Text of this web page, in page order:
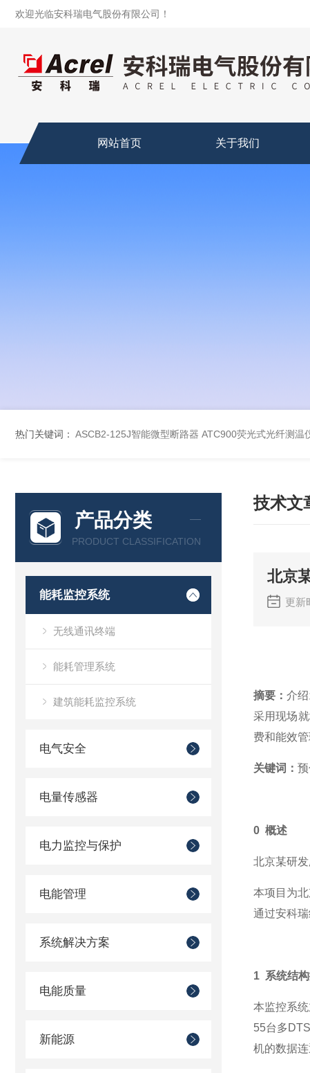
欢迎光临安科瑞电气股份有限公司！
网站首页 关于我们
热门关键词： ASCB2-125J智能微型断路器 ATC900荧光式光纤测温
产品分类
PRODUCT CLASSIFICATION
能耗监控系统
无线通讯终端
能耗管理系统
建筑能耗监控系统
电气安全
电量传感器
电力监控与保护
电能管理
系统解决方案
电能质量
新能源
技术文
北京
更
摘要：介
采用现场
费和能效管
关键词：
0 概述
北京某研
本项目为
通过安科
1 系统结
本监控系
55台多
机的数据连